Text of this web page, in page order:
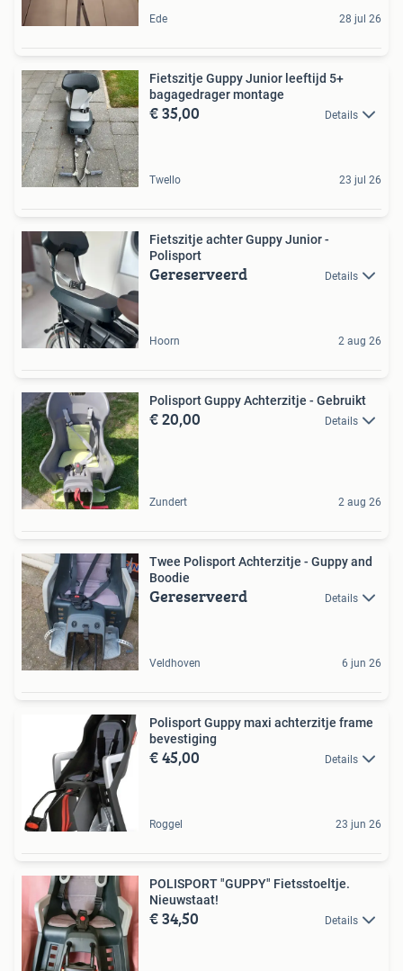
Ede 28 jul 26
Fietszitje Guppy Junior leeftijd 5+
bagagedrager montage
€ 35,00 Details
Twello 23 jul 26
Fietszitje achter Guppy Junior -
Polisport
Gereserveerd Details
Hoorn 2 aug 26
Polisport Guppy Achterzitje - Gebruikt
€ 20,00 Details
Zundert 2 aug 26
Twee Polisport Achterzitje - Guppy and
Boodie
Gereserveerd Details
Veldhoven 6 jun 26
Polisport Guppy maxi achterzitje frame
bevestiging
€ 45,00 Details
Roggel 23 jun 26
POLISPORT "GUPPY" Fietsstoeltje.
Nieuwstaat!
€ 34,50 Details